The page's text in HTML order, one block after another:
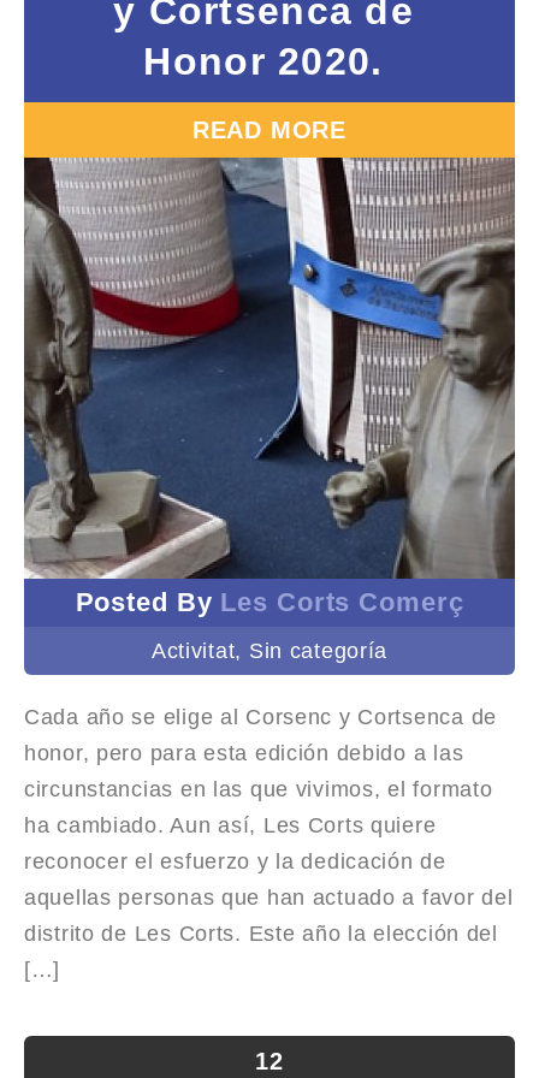
y Cortsenca de
Honor 2020.
READ MORE
Posted By Les Corts Comerç
Activitat, Sin categoría
Cada año se elige al Corsenc y Cortsenca de
honor, pero para esta edición debido a las
circunstancias en las que vivimos, el formato
ha cambiado. Aun así, Les Corts quiere
reconocer el esfuerzo y la dedicación de
aquellas personas que han actuado a favor del
distrito de Les Corts. Este año la elección del
[…]
12